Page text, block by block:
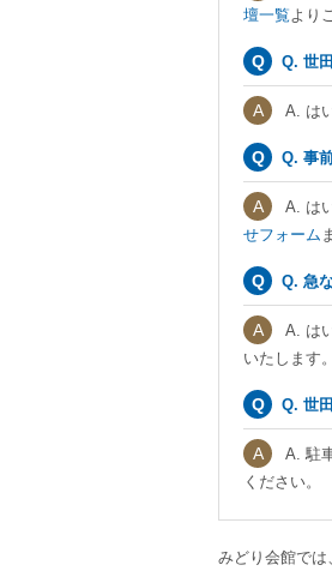
壇一覧より
Q. 世
A. は
Q. 事
A. は
せフォーム
Q. 急
A. は
いたします
Q. 世
A. 駐
ください。
みどり会館で